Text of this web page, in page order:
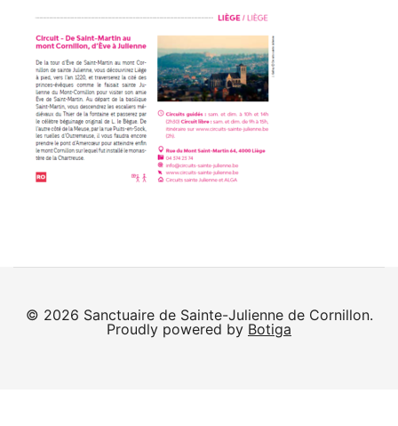
© 2026 Sanctuaire de Sainte-Julienne de Cornillon.
Proudly powered by Botiga